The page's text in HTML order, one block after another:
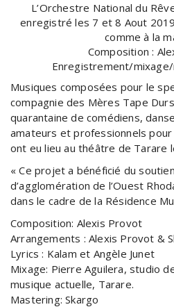
L’Orchestre National du
enregistré les 7 et 8 Aout
comme à la
Composition :
Enregistrement/
Musiques composées pour le
compagnie des Mères Tape
quarantaine de comédiens,
amateurs et professionnels
ont eu lieu au théâtre de Tarare
« Ce projet a bénéficié du
d’agglomération de l’Ouest
dans le cadre de la Résidence
Composition: Alexis Provot
Arrangements : Alexis Provot &
Lyrics : Kalam et Angèle Junet
Mixage: Pierre Aguilera, studio
musique actuelle, Tarare.
Mastering: Skargo